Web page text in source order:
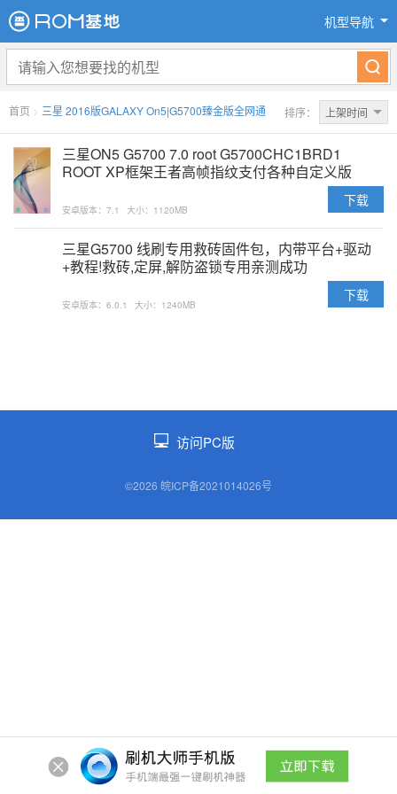
机型导航
首页 > 三星 2016版GALAXY On5|G5700臻金版全网通 排序： 上架时间
三星ON5 G5700 7.0 root G5700CHC1BRD1
ROOT XP框架王者高帧指纹支付各种自定义版
安卓版本：7.1 大小：1120MB
下载
三星G5700 线刷专用救砖固件包，内带平台+驱动
+教程!救砖,定屏,解防盗锁专用亲测成功
安卓版本：6.0.1 大小：1240MB
下载
访问PC版
©2026 皖ICP备2021014026号